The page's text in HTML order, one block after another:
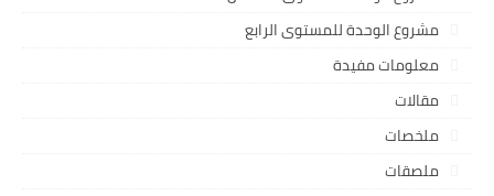
مشروع الوحدة للمستوى الرابع
معلومات مفيدة
مقالات
ملخصات
ملصقات